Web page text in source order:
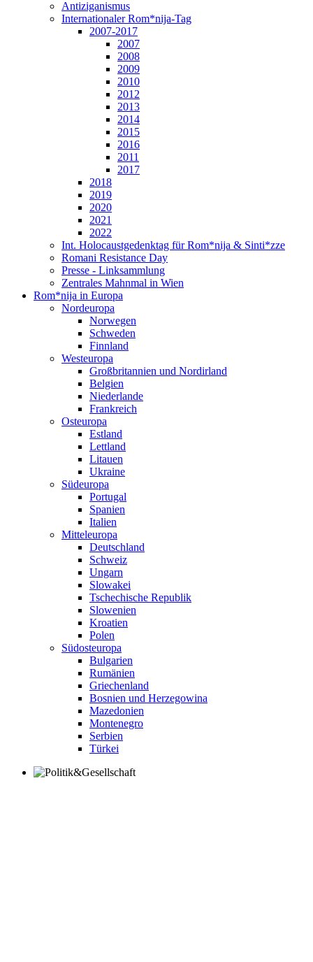
Antiziganismus
Internationaler Rom*nija-Tag
2007-2017
2007
2008
2009
2010
2012
2013
2014
2015
2016
2011
2017
2018
2019
2020
2021
2022
Int. Holocaustgedenktag für Rom*nija & Sinti*zze
Romani Resistance Day
Presse - Linksammlung
Zentrales Mahnmal in Wien
Rom*nija in Europa
Nordeuropa
Norwegen
Schweden
Finnland
Westeuropa
Großbritannien und Nordirland
Belgien
Niederlande
Frankreich
Osteuropa
Estland
Lettland
Litauen
Ukraine
Südeuropa
Portugal
Spanien
Italien
Mitteleuropa
Deutschland
Schweiz
Ungarn
Slowakei
Tschechische Republik
Slowenien
Kroatien
Polen
Südosteuropa
Bulgarien
Rumänien
Griechenland
Bosnien und Herzegowina
Mazedonien
Montenegro
Serbien
Türkei